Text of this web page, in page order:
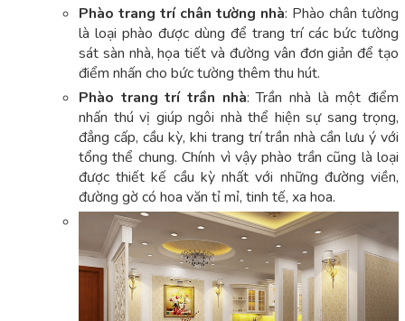
Phào trang trí chân tường nhà: Phào chân tường
là loại phào được dùng để trang trí các bức tường
sát sàn nhà, họa tiết và đường vân đơn giản để tạo
điểm nhấn cho bức tường thêm thu hút.
Phào trang trí trần nhà: Trần nhà là một điểm
nhấn thú vị giúp ngôi nhà thể hiện sự sang trọng,
đẳng cấp, cầu kỳ, khi trang trí trần nhà cần lưu ý với
tổng thể chung. Chính vì vậy phào trần cũng là loại
được thiết kế cầu kỳ nhất với những đường viền,
đường gờ có hoa văn tỉ mỉ, tinh tế, xa hoa.